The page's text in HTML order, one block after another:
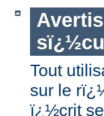
Tout
sur le
ï¿½crit